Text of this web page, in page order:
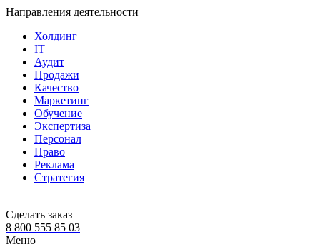
Направления деятельности
Холдинг
IT
Аудит
Продажи
Качество
Маркетинг
Обучение
Экспертиза
Персонал
Право
Реклама
Стратегия
Сделать заказ
8 800 555 85 03
Меню